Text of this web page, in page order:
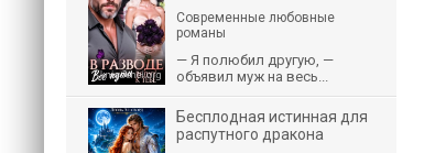
Современные любовные
романы
— Я полюбил другую, —
объявил муж на весь...
Бесплодная истинная для
распутного дракона